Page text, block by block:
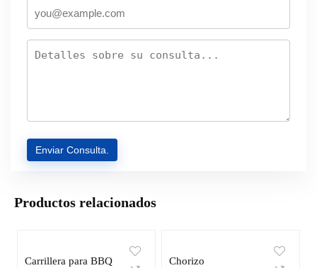
Productos relacionados
Carrillera para BBQ Chorizo